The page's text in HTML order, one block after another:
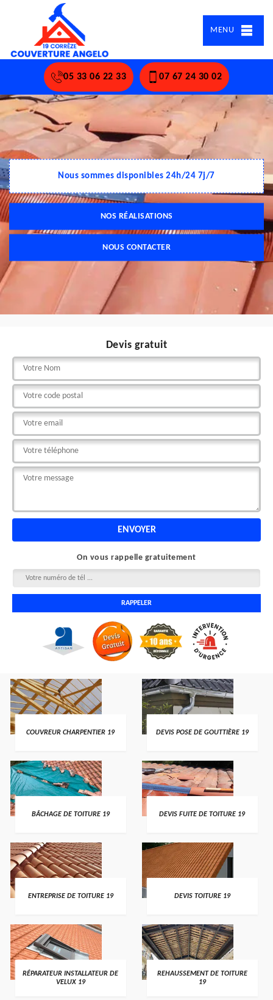
MENU
05 33 06 22 33 07 67 24 30 02
Nous sommes disponibles 24h/24 7j/7
NOS RÉALISATIONS
NOUS CONTACTER
Devis gratuit
On vous rappelle gratuitement
COUVREUR CHARPENTIER 19 DEVIS POSE DE GOUTTIÈRE 19
BÂCHAGE DE TOITURE 19 DEVIS FUITE DE TOITURE 19
ENTREPRISE DE TOITURE 19 DEVIS TOITURE 19
RÉPARATEUR INSTALLATEUR DE
VELUX 19
REHAUSSEMENT DE TOITURE
19